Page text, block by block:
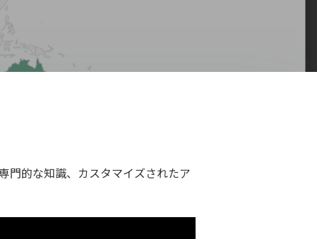
門的な知識、カスタマイズされたア